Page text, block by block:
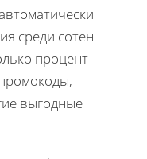
среди сотен
процент
выгодные